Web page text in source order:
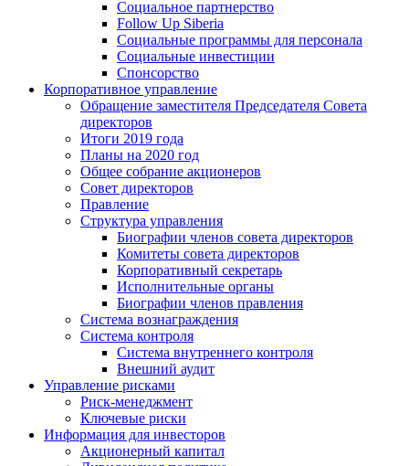
Социальное партнерство
Follow Up Siberia
Социальные программы для персонала
Социальные инвестиции
Спонсорство
Корпоративное управление
Обращение заместителя Председателя Совета
директоров
Итоги 2019 года
Планы на 2020 год
Общее собрание акционеров
Совет директоров
Правление
Структура управления
Биографии членов совета директоров
Комитеты совета директоров
Корпоративный секретарь
Исполнительные органы
Биографии членов правления
Система вознаграждения
Система контроля
Система внутреннего контроля
Внешний аудит
Управление рисками
Риск-менеджмент
Ключевые риски
Информация для инвесторов
Акционерный капитал